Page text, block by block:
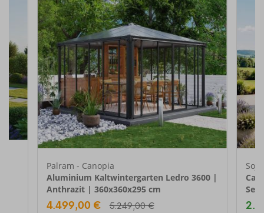
Palram - Canopia
Aluminium Kaltwintergarten Ledro 3600 |
Anthrazit | 360x360x295 cm
4.499,00 € 5.249,00 €